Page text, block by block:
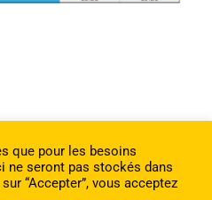
que pour les besoins
ne seront pas stockés dans
“Accepter”, vous acceptez